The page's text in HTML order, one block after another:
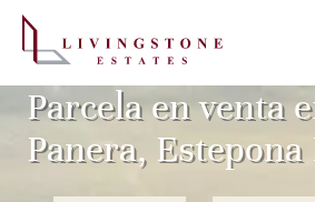
Parcela en venta
Panera, Estepona